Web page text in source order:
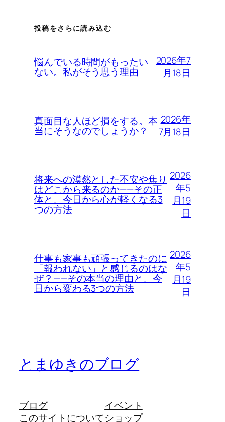
投稿をさらに読み込む
悩んでいる時間がもったい
ない。私がそう思う理由
2026年7
月18日
真面目な人ほど損をする。本
当にそうなのでしょうか？
2026年
7月18日
将来への漠然とした不安や焦り
はどこから来るのか——その正
体と、今日から心が軽くなる3
つの方法
2026
年5
月19
日
仕事も家事も頑張ってきたのに
「報われない」と感じるのはな
ぜ？——その本当の理由と、今
日から変わる3つの方法
2026
年5
月19
日
とまゆきのブログ
ブログ
このサイトについて
イベント
ショップ